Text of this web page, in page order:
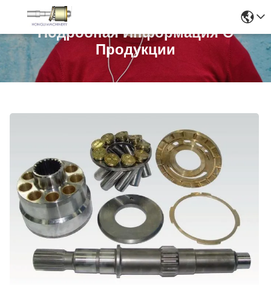
Подробная Информация О
Продукции